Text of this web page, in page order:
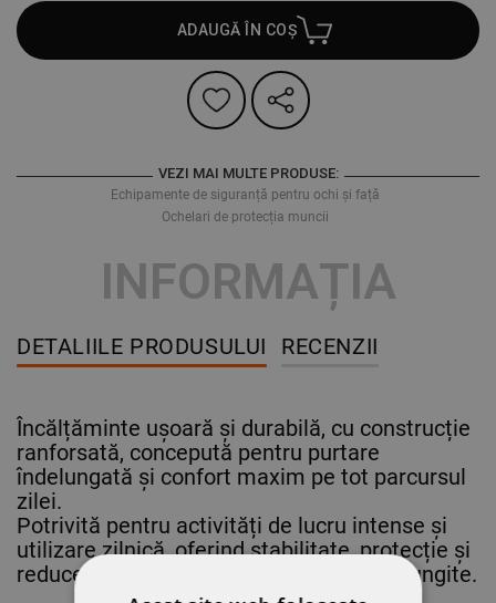
ADAUGĂ ÎN COȘ
VEZI MAI MULTE PRODUSE:
Echipamente de siguranță pentru ochi și față
Ochelari de protecția muncii
INFORMAȚIA
DETALIILE PRODUSULUI RECENZII
Încălțăminte ușoară și durabilă, cu construcție
ranforsată, concepută pentru purtare
îndelungată și confort maxim pe tot parcursul
zilei.
Potrivită pentru activități de lucru intense și
utilizare zilnică, oferind stabilitate, protecție și
reducerea oboselii în timpul purtării prelungite.